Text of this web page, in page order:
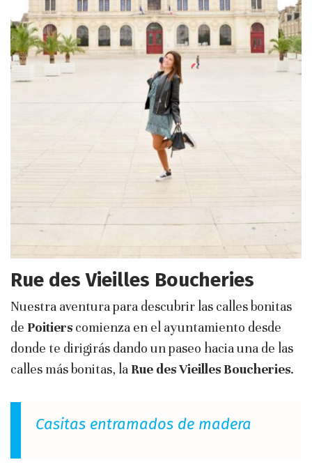
Rue des Vieilles Boucheries
Nuestra aventura para descubrir las calles bonitas
de Poitiers comienza en el ayuntamiento desde
donde te dirigirás dando un paseo hacia una de las
calles más bonitas, la Rue des Vieilles Boucheries.
Casitas entramados de madera